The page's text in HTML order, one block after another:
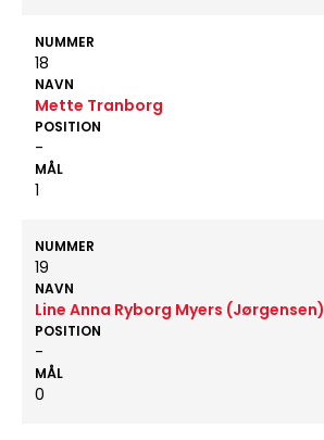
NUMMER
18
NAVN
Mette Tranborg
POSITION
-
MÅL
1
NUMMER
19
NAVN
Line Anna Ryborg Myers (Jørgensen)
POSITION
-
MÅL
0